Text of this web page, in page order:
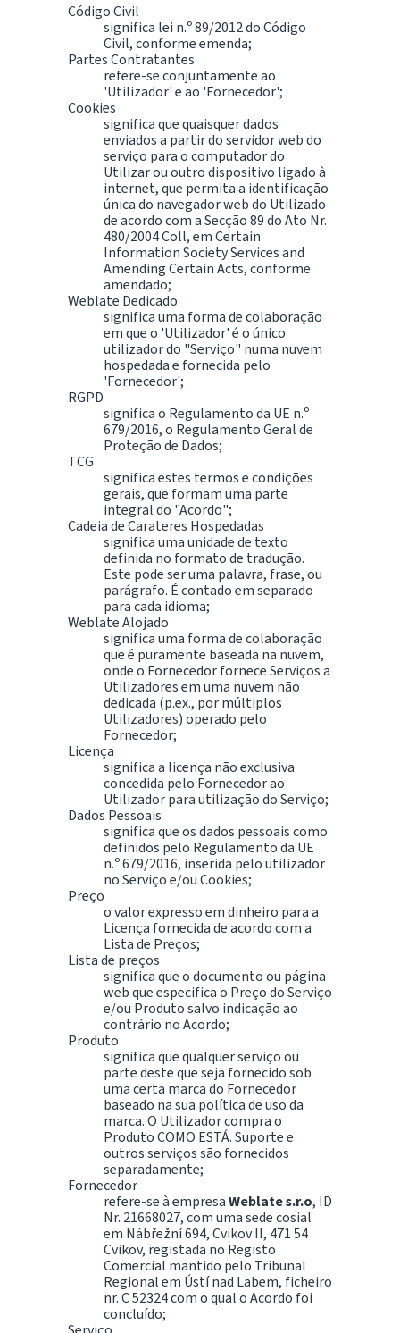
Código Civil
significa lei n.º 89/2012 do Código
Civil, conforme emenda;
Partes Contratantes
refere-se conjuntamente ao
'Utilizador' e ao 'Fornecedor';
Cookies
significa que quaisquer dados
enviados a partir do servidor web do
serviço para o computador do
Utilizar ou outro dispositivo ligado à
internet, que permita a identificação
única do navegador web do Utilizado
de acordo com a Secção 89 do Ato Nr.
480/2004 Coll, em Certain
Information Society Services and
Amending Certain Acts, conforme
amendado;
Weblate Dedicado
significa uma forma de colaboração
em que o 'Utilizador' é o único
utilizador do "Serviço" numa nuvem
hospedada e fornecida pelo
'Fornecedor';
RGPD
significa o Regulamento da UE n.º
679/2016, o Regulamento Geral de
Proteção de Dados;
TCG
significa estes termos e condições
gerais, que formam uma parte
integral do "Acordo";
Cadeia de Carateres Hospedadas
significa uma unidade de texto
definida no formato de tradução.
Este pode ser uma palavra, frase, ou
parágrafo. É contado em separado
para cada idioma;
Weblate Alojado
significa uma forma de colaboração
que é puramente baseada na nuvem,
onde o Fornecedor fornece Serviços a
Utilizadores em uma nuvem não
dedicada (p.ex., por múltiplos
Utilizadores) operado pelo
Fornecedor;
Licença
significa a licença não exclusiva
concedida pelo Fornecedor ao
Utilizador para utilização do Serviço;
Dados Pessoais
significa que os dados pessoais como
definidos pelo Regulamento da UE
n.º 679/2016, inserida pelo utilizador
no Serviço e/ou Cookies;
Preço
o valor expresso em dinheiro para a
Licença fornecida de acordo com a
Lista de Preços;
Lista de preços
significa que o documento ou página
web que especifica o Preço do Serviço
e/ou Produto salvo indicação ao
contrário no Acordo;
Produto
significa que qualquer serviço ou
parte deste que seja fornecido sob
uma certa marca do Fornecedor
baseado na sua política de uso da
marca. O Utilizador compra o
Produto COMO ESTÁ. Suporte e
outros serviços são fornecidos
separadamente;
Fornecedor
refere-se à empresaWeblate s.r.o, ID
Nr. 21668027, com uma sede cosial
em Nábřežní 694, Cvikov II, 471 54
Cvikov, registada no Registo
Comercial mantido pelo Tribunal
Regional em Ústí nad Labem, ficheiro
nr. C 52324 com o qual o Acordo foi
concluído;